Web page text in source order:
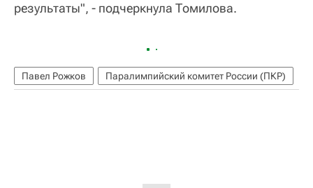
результаты", - подчеркнула Томилова.
Павел Рожков Паралимпийский комитет России (ПКР)